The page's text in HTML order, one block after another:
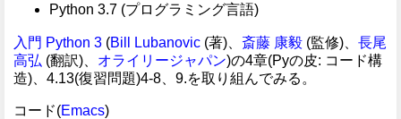
Python 3.7 (プログラミング言語)
入門 Python 3 (Bill Lubanovic (著)、 斎藤 康毅 (監修)、 長尾
高弘 (翻訳)、 オライリージャパン)の4章(Pyの皮: コード構
造)、4.13(復習問題)4-8、9.を取り組んでみる。
コード(Emacs)